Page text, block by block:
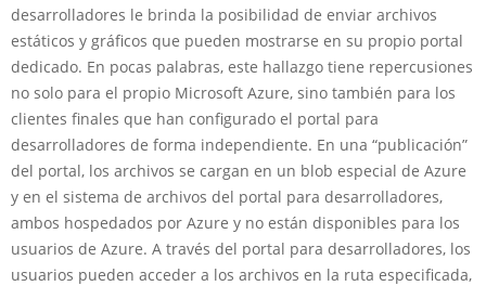
desarrolladores le brinda la posibilidad de enviar archivos
estáticos y gráficos que pueden mostrarse en su propio portal
dedicado. En pocas palabras, este hallazgo tiene repercusiones
no solo para el propio Microsoft Azure, sino también para los
clientes finales que han configurado el portal para
desarrolladores de forma independiente. En una “publicación”
del portal, los archivos se cargan en un blob especial de Azure
y en el sistema de archivos del portal para desarrolladores,
ambos hospedados por Azure y no están disponibles para los
usuarios de Azure. A través del portal para desarrolladores, los
usuarios pueden acceder a los archivos en la ruta especificada,